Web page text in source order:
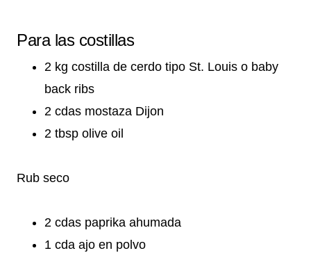
Para las costillas
2 kg costilla de cerdo tipo St. Louis o baby
back ribs
2 cdas mostaza Dijon
2 tbsp olive oil
Rub seco
2 cdas paprika ahumada
1 cda ajo en polvo